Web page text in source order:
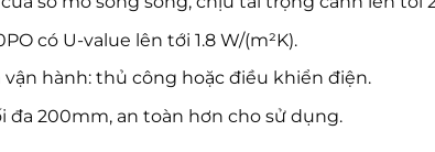
có U-value lên tới 1.8 W/(m²K).
vận hành: thủ công hoặc điều khiển điện.
đa 200mm, an toàn hơn cho sử dụng.